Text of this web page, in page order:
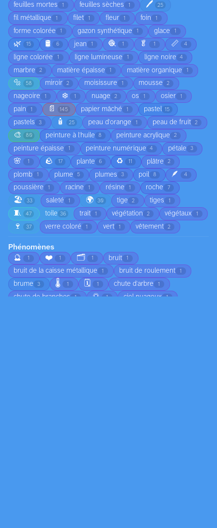
feuilles mortes 1 feuilles sèches 1 🖊️ 25
fil métallique 1 filet 1 fleur 1 foin 1
forme colorée 1 gazon synthétique 1 glace 1
🌿 15 🛢️ 6 jean 1 🧶 1 🥬 1 📏 4
ligne colorée 1 ligne lumineuse 1 ligne noire 4
marbre 2 matière épaisse 1 matière organique 1
🔩 58 miroir 2 moisissure 1 mousse 2
nageoire 1 ❄️ 1 nuage 2 os 1 osier 1
pain 1 📄 145 papier mâché 1 pastel 15
pastels 3 🧴 25 peau d'orange 1 peau de fruit 2
🎨 80 peinture à l'huile 8 peinture acrylique 2
peinture épaisse 1 peinture numérique 4 pétale 3
🌸 1 🪨 17 plante 6 ♻️ 11 plâtre 2
plomb 1 plume 5 plumes 3 poil 8 🪶 4
poussière 1 racine 1 résine 1 roche 7
🏖️ 33 saleté 1 🌍 30 tige 2 tiges 1
🧵 47 toile 36 trait 1 végétation 2 végétaux 1
🍷 37 verre coloré 1 vert 1 vêtement 2
Phénomènes
🔮
1 ❤️ 1 🗂️ 1 bruit 1
bruit de la caisse métallique 1 bruit de roulement 1
brume 3 🌡️ 1 🗓️ 1 chute d'arbre 1
chute de branches 1 🌅 1 ciel nuageux 1